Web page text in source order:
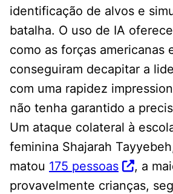
identificação de alvos e
batalha. O uso de IA
como as forças americanas
conseguiram decapitar a
com uma rapidez
não tenha garantido a
Um ataque colateral à
feminina Shajarah
matou 175 pessoas
, a
provavelmente crianças,